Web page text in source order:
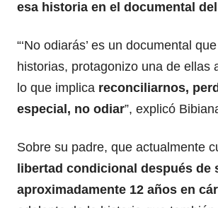
esa historia en el documental
“‘No odiarás’ es un documental
historias, protagonizo una de ellas
lo que implica reconciliarnos,
especial, no odiar”, explicó
Sobre su padre, que actualmente
libertad condicional después de
aproximadamente 12 años en